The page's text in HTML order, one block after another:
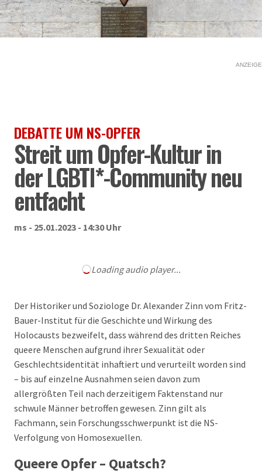
ANZEIGE
DEBATTE UM NS-OPFER
Streit um Opfer-Kultur in
der LGBTI*-Community neu
entfacht
ms - 25.01.2023 - 14:30 Uhr
Loading audio player...
Der Historiker und Soziologe Dr. Alexander Zinn vom Fritz-
Bauer-Institut für die Geschichte und Wirkung des
Holocausts bezweifelt, dass während des dritten Reiches
queere Menschen aufgrund ihrer Sexualität oder
Geschlechtsidentität inhaftiert und verurteilt worden sind
– bis auf einzelne Ausnahmen seien davon zum
allergrößten Teil nach derzeitigem Faktenstand nur
schwule Männer betroffen gewesen. Zinn gilt als
Fachmann, sein Forschungsschwerpunkt ist die NS-
Verfolgung von Homosexuellen.
Queere Opfer – Quatsch?